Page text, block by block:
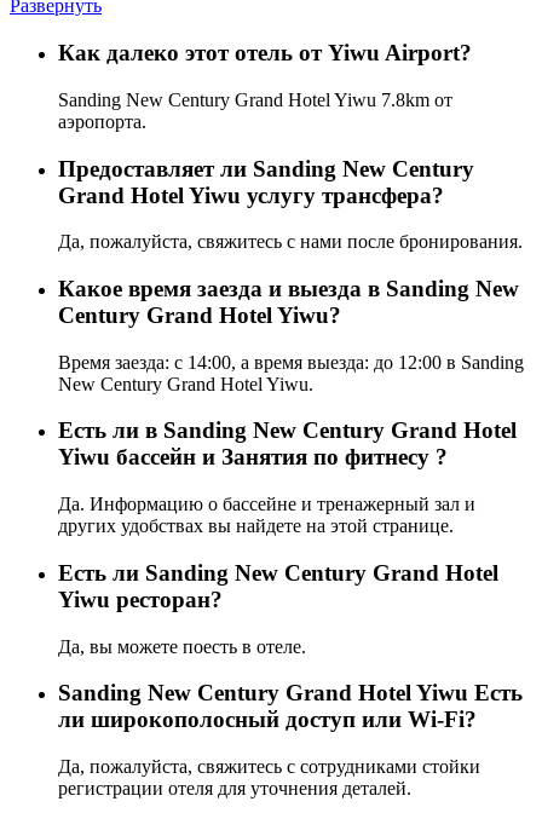
Развернуть
Как далеко этот отель от Yiwu Airport?
Sanding New Century Grand Hotel Yiwu 7.8km от
аэропорта.
Предоставляет ли Sanding New Century
Grand Hotel Yiwu услугу трансфера?
Да, пожалуйста, свяжитесь с нами после бронирования.
Какое время заезда и выезда в Sanding New
Century Grand Hotel Yiwu?
Время заезда: с 14:00, а время выезда: до 12:00 в Sanding
New Century Grand Hotel Yiwu.
Есть ли в Sanding New Century Grand Hotel
Yiwu бассейн и Занятия по фитнесу ?
Да. Информацию о бассейне и тренажерный зал и
других удобствах вы найдете на этой странице.
Eсть ли Sanding New Century Grand Hotel
Yiwu ресторан?
Да, вы можете поесть в отеле.
Sanding New Century Grand Hotel Yiwu Есть
ли широкополосный доступ или Wi-Fi?
Да, пожалуйста, свяжитесь с сотрудниками стойки
регистрации отеля для уточнения деталей.